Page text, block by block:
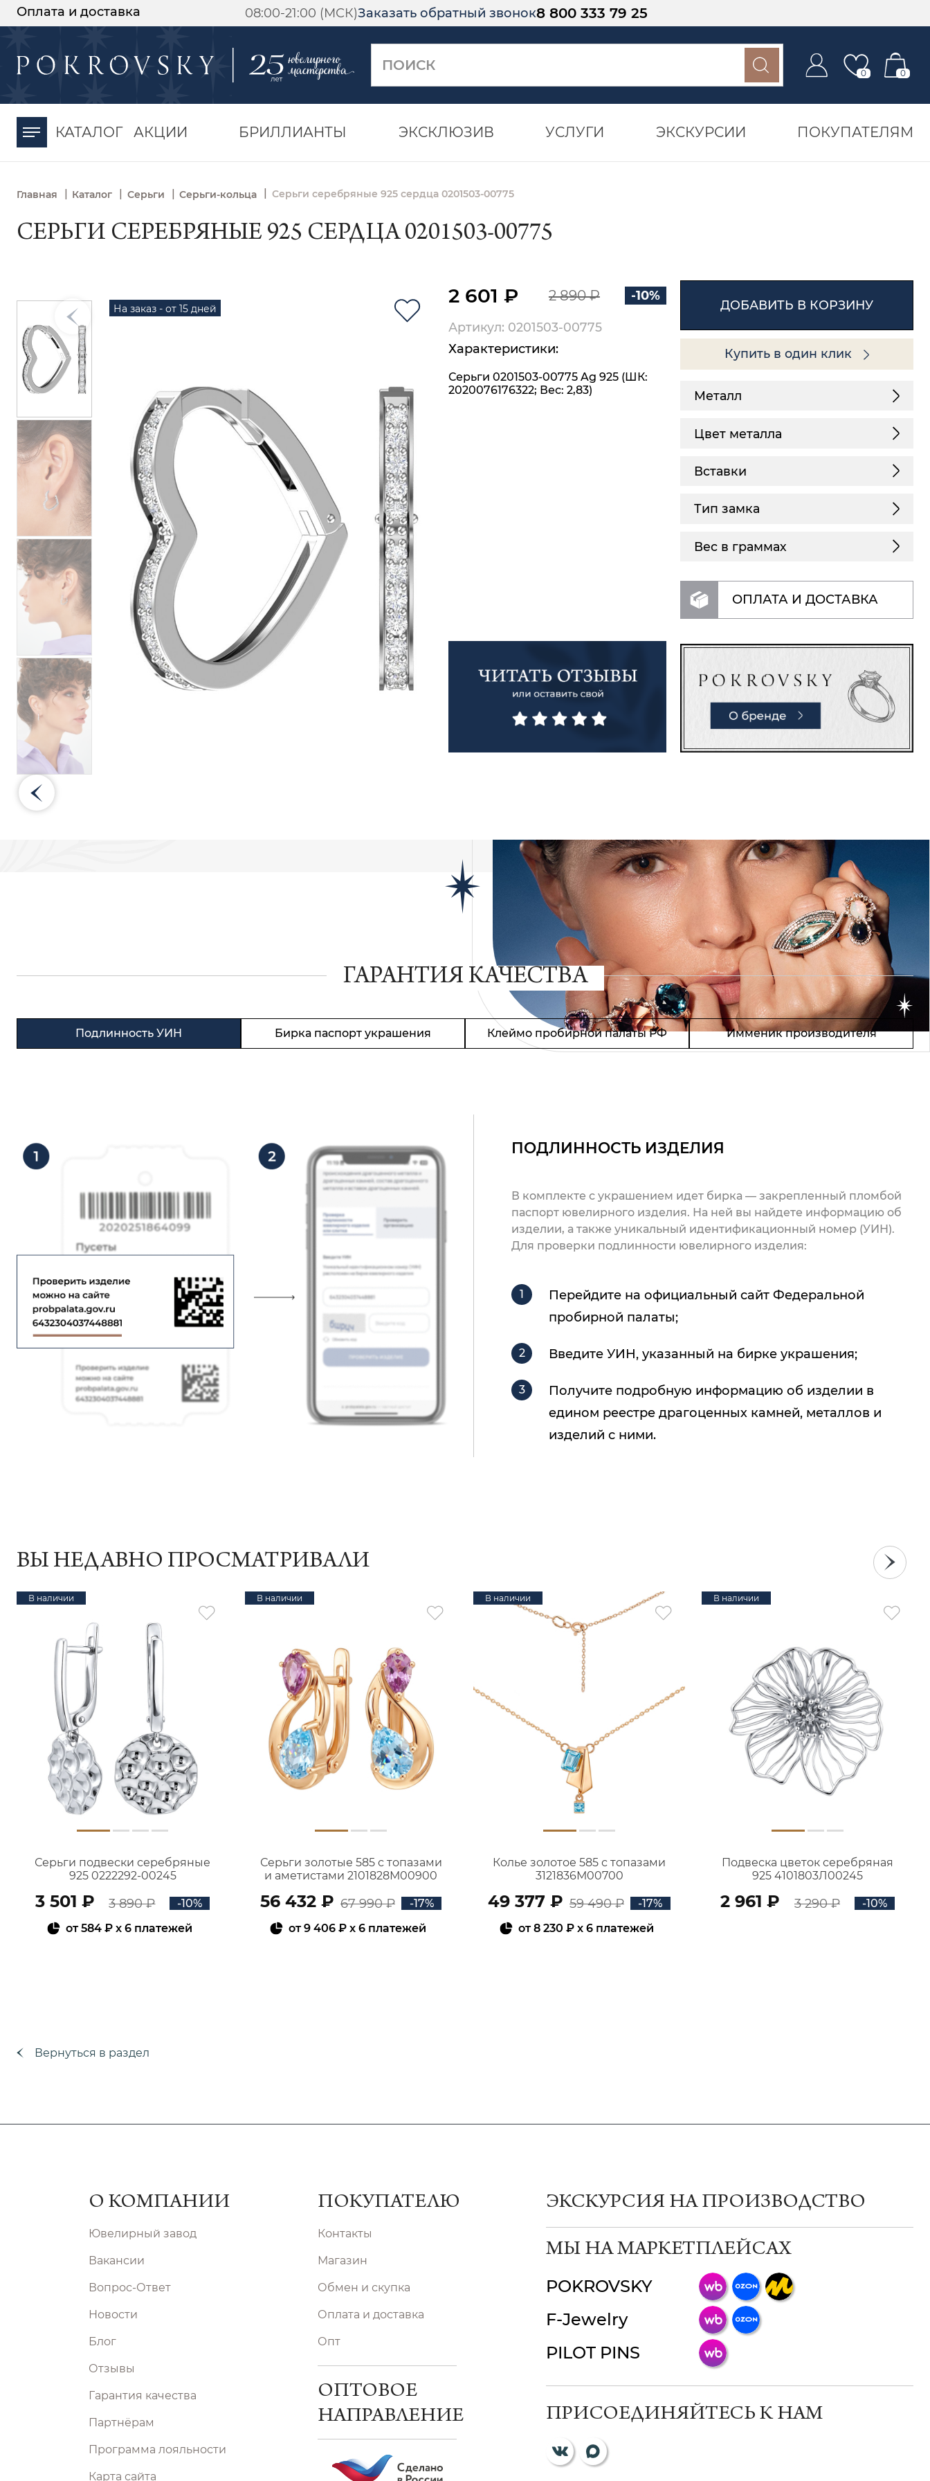
Оплата и доставка 08:00-21:00 (МСК)Заказать обратный звонок8 800 333 79 25
0 0
КАТАЛОГ АКЦИИ БРИЛЛИАНТЫ ЭКСКЛЮЗИВ УСЛУГИ ЭКСКУРСИИ ПОКУПАТЕЛЯМ
Главная | Каталог | Серьги | Серьги-кольца Серьги серебряные 925 сердца 0201503-00775
СЕРЬГИ СЕРЕБРЯНЫЕ 925 СЕРДЦА 0201503-00775
На заказ - от 15 дней
2 601 ₽ 2 890 ₽ -10%
Артикул: 0201503-00775
Характеристики:
Серьги 0201503-00775 Ag 925 (ШК:
2020076176322; Вес: 2,83)
ДОБАВИТЬ В КОРЗИНУ
Купить в один клик
Металл
Цвет металла
Вставки
Тип замка
Вес в граммах
ОПЛАТА И ДОСТАВКА
ГАРАНТИЯ КАЧЕСТВА
Подлинность УИН Бирка паспорт украшения Клеймо пробирной палаты РФ Имменик производителя
ПОДЛИННОСТЬ ИЗДЕЛИЯ
В комплекте с украшением идет бирка — закрепленный пломбой
паспорт ювелирного изделия. На ней вы найдете информацию об
изделии, а также уникальный идентификационный номер (УИН).
Для проверки подлинности ювелирного изделия:
Перейдите на официальный сайт Федеральной
пробирной палаты;
Введите УИН, указанный на бирке украшения;
Получите подробную информацию об изделии в
едином реестре драгоценных камней, металлов и
изделий с ними.
ВЫ НЕДАВНО ПРОСМАТРИВАЛИ
В наличии
Серьги подвески серебряные
925 0222292-00245
3 501 ₽ 3 890 ₽
-10%
от584 ₽ x 6 платежей
В наличии
Серьги золотые 585 с топазами
и аметистами 2101828М00900
56 432 ₽ 67 990 ₽
-17%
от9 406 ₽ x 6 платежей
В наличии
Колье золотое 585 с топазами
3121836М00700
49 377 ₽ 59 490 ₽
-17%
от8 230 ₽x 6 платежей
В наличии
Подвеска цветок серебряная
925 4101803Л00245
2 961 ₽ 3 290 ₽ -10%
Вернуться в раздел
О КОМПАНИИ
Ювелирный завод
Вакансии
Вопрос-Ответ
Новости
Блог
Отзывы
Гарантия качества
Партнёрам
Программа лояльности
Карта сайта
ПОКУПАТЕЛЮ
Контакты
Магазин
Обмен и скупка
Оплата и доставка
Опт
ОПТОВОЕ
НАПРАВЛЕНИЕ
ЭКСКУРСИЯ НА ПРОИЗВОДСТВО
МЫ НА МАРКЕТПЛЕЙСАХ
POKROVSKY
F-Jewelry
PILOT PINS
ПРИСОЕДИНЯЙТЕСЬ К НАМ
-30%
момента оплаты
ChatApp
мессенджер!